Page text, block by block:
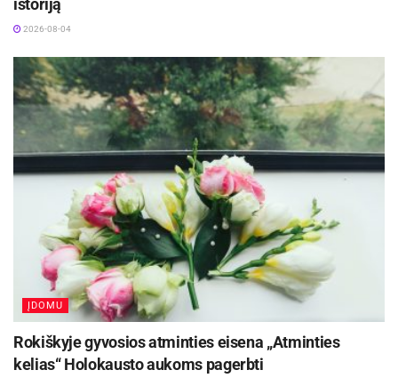
2026-08-04
ĮDOMU
Rokiškyje gyvosios atminties eisena „Atminties
kelias“ Holokausto aukoms pagerbti